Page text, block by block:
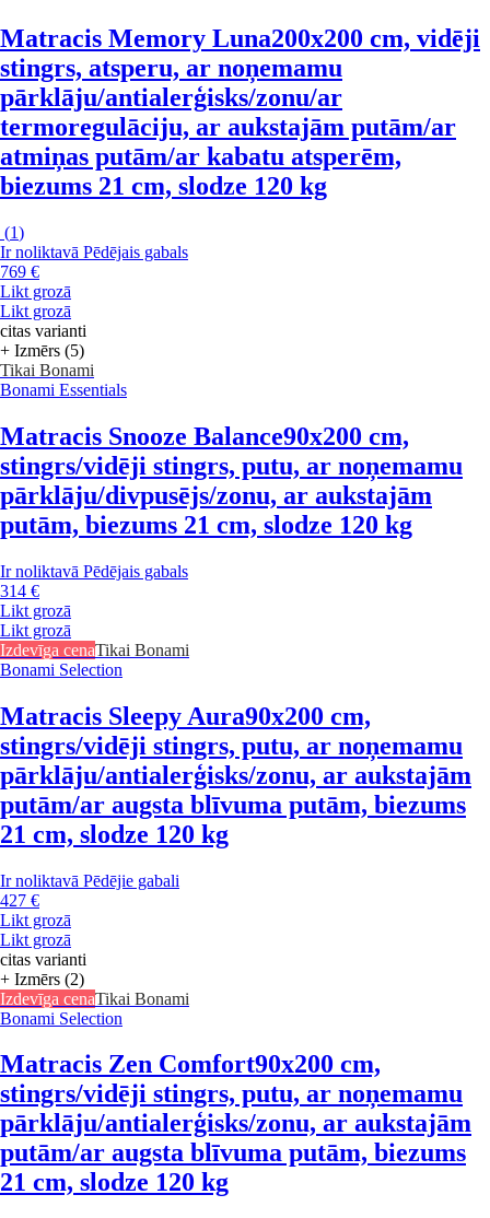
Matracis Memory Luna200x200 cm, vidēji
stingrs, atsperu, ar noņemamu
pārklāju/antialerģisks/zonu/ar
termoregulāciju, ar aukstajām putām/ar
atmiņas putām/ar kabatu atsperēm,
biezums 21 cm, slodze 120 kg
(1)
Ir noliktavā Pēdējais gabals
769 €
Likt grozā
Likt grozā
citas varianti
+ Izmērs (5)
Tikai Bonami
Bonami Essentials
Matracis Snooze Balance90x200 cm,
stingrs/vidēji stingrs, putu, ar noņemamu
pārklāju/divpusējs/zonu, ar aukstajām
putām, biezums 21 cm, slodze 120 kg
Ir noliktavā Pēdējais gabals
314 €
Likt grozā
Likt grozā
Izdevīga cenaTikai Bonami
Bonami Selection
Matracis Sleepy Aura90x200 cm,
stingrs/vidēji stingrs, putu, ar noņemamu
pārklāju/antialerģisks/zonu, ar aukstajām
putām/ar augsta blīvuma putām, biezums
21 cm, slodze 120 kg
Ir noliktavā Pēdējie gabali
427 €
Likt grozā
Likt grozā
citas varianti
+ Izmērs (2)
Izdevīga cenaTikai Bonami
Bonami Selection
Matracis Zen Comfort90x200 cm,
stingrs/vidēji stingrs, putu, ar noņemamu
pārklāju/antialerģisks/zonu, ar aukstajām
putām/ar augsta blīvuma putām, biezums
21 cm, slodze 120 kg